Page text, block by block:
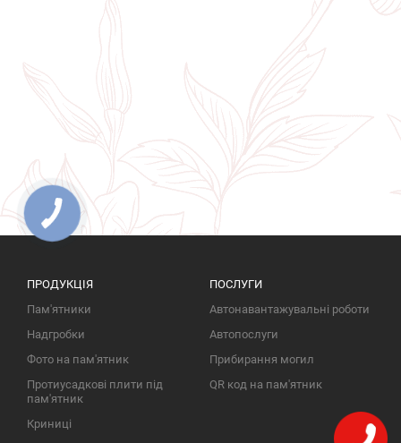
ПРОДУКЦІЯ
Пам'ятники
Надгробки
Фото на пам'ятник
Протиусадкові плити під
пам'ятник
Криниці
ПОСЛУГИ
Автонавантажувальні роботи
Автопослуги
Прибирання могил
QR код на пам'ятник